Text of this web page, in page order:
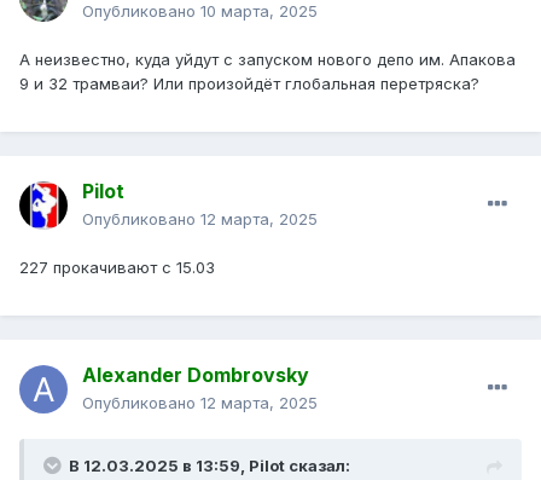
Опубликовано 10 марта, 2025
А неизвестно, куда уйдут с запуском нового депо им. Апакова
9 и 32 трамваи? Или произойдёт глобальная перетряска?
Pilot
Опубликовано 12 марта, 2025
227 прокачивают с 15.03
Alexander Dombrovsky
Опубликовано 12 марта, 2025
В 12.03.2025 в 13:59, Pilot сказал: